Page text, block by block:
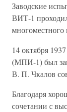
Заводские
ВИТ-1
14 октября
(МПИ-1) был
В. П. Чкалов
Благодаря
сочетании с